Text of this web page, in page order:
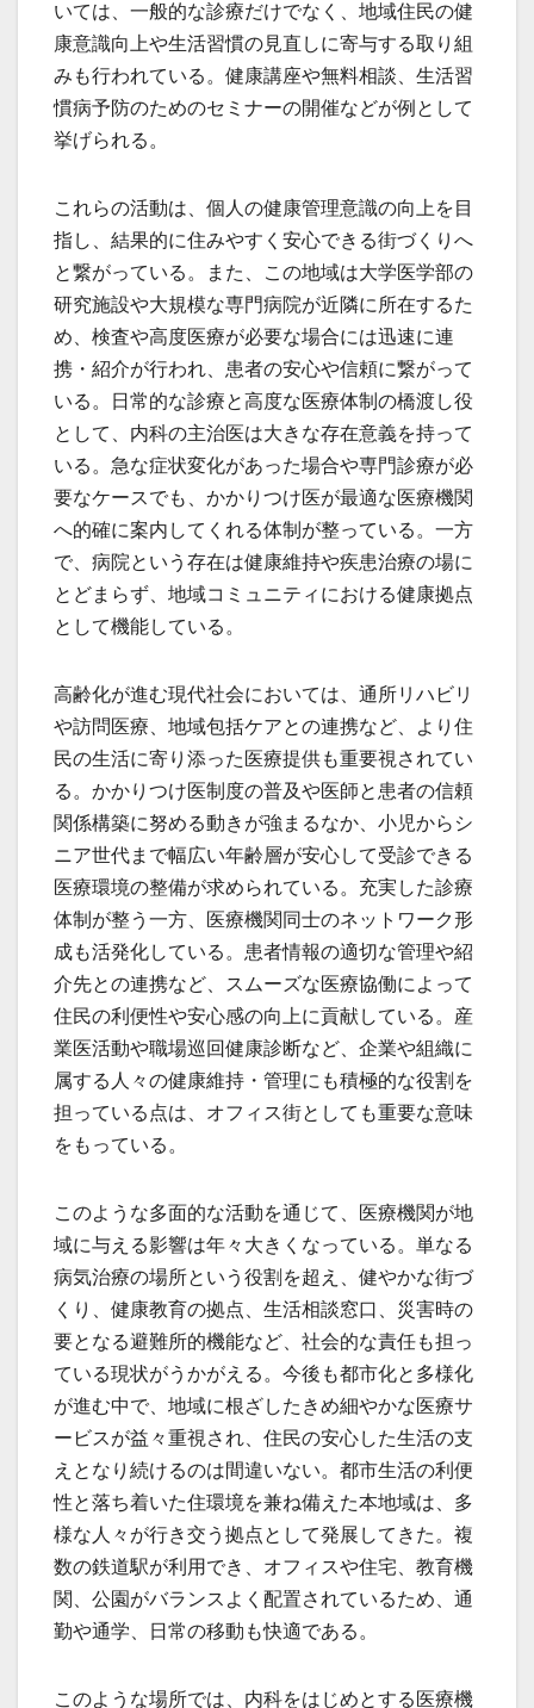
いては、一般的な診療だけでなく、地域住民の健
康意識向上や生活習慣の見直しに寄与する取り組
みも行われている。健康講座や無料相談、生活習
慣病予防のためのセミナーの開催などが例として
挙げられる。
これらの活動は、個人の健康管理意識の向上を目
指し、結果的に住みやすく安心できる街づくりへ
と繋がっている。また、この地域は大学医学部の
研究施設や大規模な専門病院が近隣に所在するた
め、検査や高度医療が必要な場合には迅速に連
携・紹介が行われ、患者の安心や信頼に繋がって
いる。日常的な診療と高度な医療体制の橋渡し役
として、内科の主治医は大きな存在意義を持って
いる。急な症状変化があった場合や専門診療が必
要なケースでも、かかりつけ医が最適な医療機関
へ的確に案内してくれる体制が整っている。一方
で、病院という存在は健康維持や疾患治療の場に
とどまらず、地域コミュニティにおける健康拠点
として機能している。
高齢化が進む現代社会においては、通所リハビリ
や訪問医療、地域包括ケアとの連携など、より住
民の生活に寄り添った医療提供も重要視されてい
る。かかりつけ医制度の普及や医師と患者の信頼
関係構築に努める動きが強まるなか、小児からシ
ニア世代まで幅広い年齢層が安心して受診できる
医療環境の整備が求められている。充実した診療
体制が整う一方、医療機関同士のネットワーク形
成も活発化している。患者情報の適切な管理や紹
介先との連携など、スムーズな医療協働によって
住民の利便性や安心感の向上に貢献している。産
業医活動や職場巡回健康診断など、企業や組織に
属する人々の健康維持・管理にも積極的な役割を
担っている点は、オフィス街としても重要な意味
をもっている。
このような多面的な活動を通じて、医療機関が地
域に与える影響は年々大きくなっている。単なる
病気治療の場所という役割を超え、健やかな街づ
くり、健康教育の拠点、生活相談窓口、災害時の
要となる避難所的機能など、社会的な責任も担っ
ている現状がうかがえる。今後も都市化と多様化
が進む中で、地域に根ざしたきめ細やかな医療サ
ービスが益々重視され、住民の安心した生活の支
えとなり続けるのは間違いない。都市生活の利便
性と落ち着いた住環境を兼ね備えた本地域は、多
様な人々が行き交う拠点として発展してきた。複
数の鉄道駅が利用でき、オフィスや住宅、教育機
関、公園がバランスよく配置されているため、通
勤や通学、日常の移動も快適である。
このような場所では、内科をはじめとする医療機